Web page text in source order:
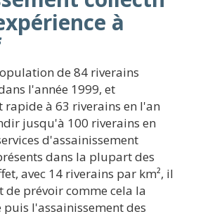
à
de 84 riverains
l'année 1999, et
rapide à 63 riverains en l'an
jusqu'à 100 riverains en
d'assainissement
dans la plupart des
avec 14 riverains par km², il
de prévoir comme cela la
puis l'assainissement des